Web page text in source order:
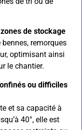
de stockage
remorques
optimisant ainsi
le chantier.
ou difficiles
et sa capacité à
40°, elle est